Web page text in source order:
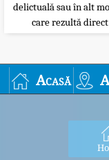
delictuală sau în alt
care rezultă
Acasă